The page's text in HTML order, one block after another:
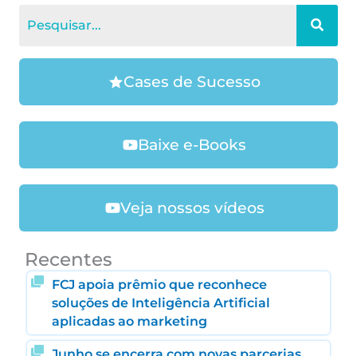
Cases de Sucesso
Baixe e-Books
Veja nossos vídeos
Recentes
FCJ apoia prêmio que reconhece
soluções de Inteligência Artificial
aplicadas ao marketing